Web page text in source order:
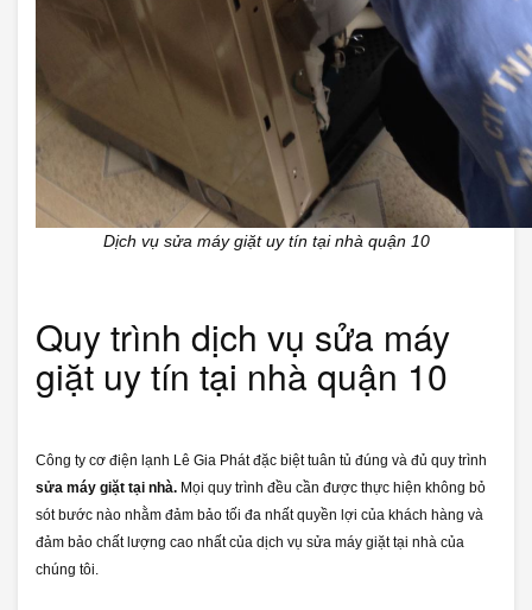
Dịch vụ sửa máy giặt uy tín tại nhà quận 10
Quy trình dịch vụ sửa máy
giặt uy tín tại nhà quận 10
Công ty cơ điện lạnh Lê Gia Phát đặc biệt tuân tủ đúng và đủ quy trình
sửa máy giặt tại nhà. Mọi quy trình đều cần được thực hiện không bỏ
sót bước nào nhằm đảm bảo tối đa nhất quyền lợi của khách hàng và
đảm bảo chất lượng cao nhất của dịch vụ sửa máy giặt tại nhà của
chúng tôi.